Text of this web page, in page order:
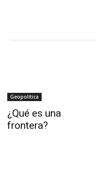
Geopolítica
¿Qué es una
frontera?